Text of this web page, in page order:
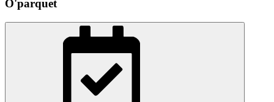
O'parquet